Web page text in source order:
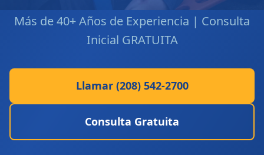
Más de 40+ Años de Experiencia | Consulta
Inicial GRATUITA
Llamar (208) 542-2700
Consulta Gratuita